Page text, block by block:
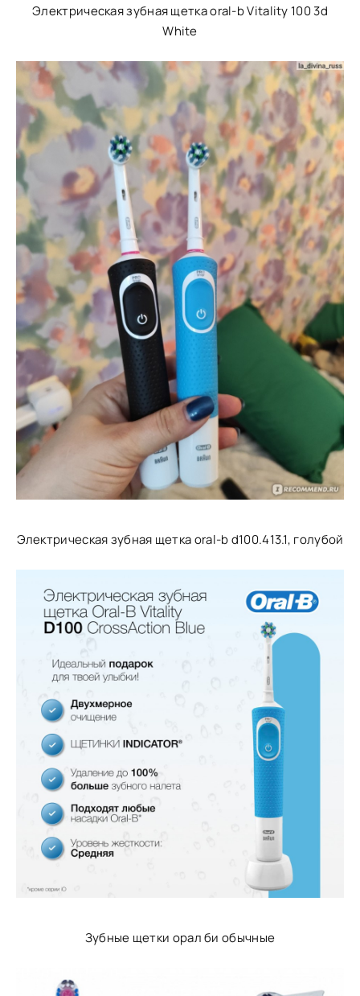
Электрическая зубная щетка oral-b Vitality 100 3d
White
Электрическая зубная щетка oral-b d100.413.1, голубой
Зубные щетки орал би обычные